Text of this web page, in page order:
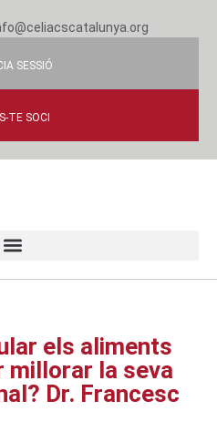
SESSIÓ
TE SOCI
els aliments
millorar la seva
Dr. Francesc